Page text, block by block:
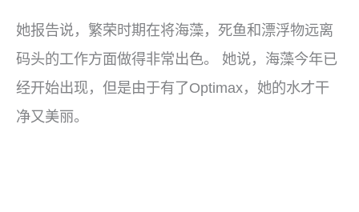
她报告说，繁荣时期在将海藻，死鱼和漂浮物远离
码头的工作方面做得非常出色。 她说，海藻今年已
经开始出现，但是由于有了Optimax，她的水才干
净又美丽。